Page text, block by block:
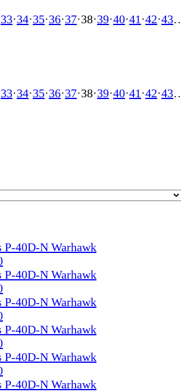
33·34·35·36·37·38·39·40·41 ·42·43
33·34·35·36·37·38·39·40·41 ·42·43